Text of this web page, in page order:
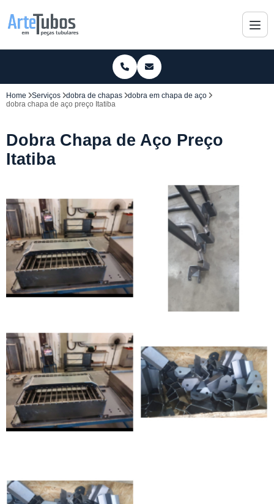
Home Serviços dobra de chapas
dobra em chapa de aço
dobra chapa de aço preço Itatiba
Dobra Chapa de Aço Preço
Itatiba